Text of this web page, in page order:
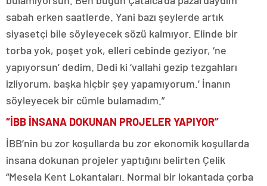
sabah erken saatlerde. Yani bazı şeylerde artık
siyasetçi bile söyleyecek sözü kalmıyor. Elinde bir
torba yok, poşet yok, elleri cebinde geziyor, ‘ne
yapıyorsun’ dedim. Dedi ki ‘vallahi gezip tezgahları
izliyorum, başka hiçbir şey yapamıyorum.’ İnanın
söyleyecek bir cümle bulamadım.”
“İBB İNSANA DOKUNAN PROJELER YAPIYOR”
İBB’nin bu zor koşullarda bu zor ekonomik koşullarda
insana dokunan projeler yaptığını belirten Çelik
“Mesela Kent Lokantaları. Normal bir lokantada çorba